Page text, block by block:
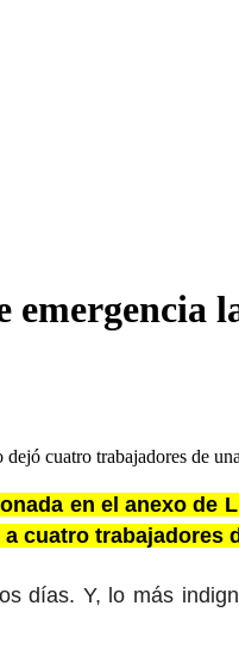
cuatro trabajadores de
en el anexo
cuatro trabajadores
días. Y, lo más